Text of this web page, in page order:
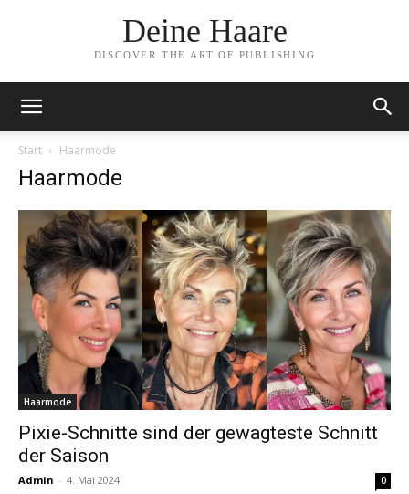
Deine Haare
DISCOVER THE ART OF PUBLISHING
Start Haarmode
Haarmode
Haarmode
Pixie-Schnitte sind der gewagteste Schnitt
der Saison
Admin - 4. Mai 2024 0